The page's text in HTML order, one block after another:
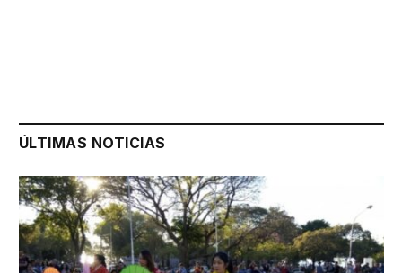
ÚLTIMAS NOTICIAS